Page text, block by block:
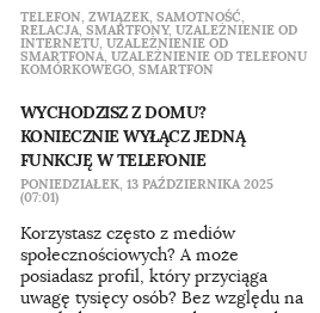
TELEFON, ZWIĄZEK, SAMOTNOŚĆ,
RELACJA, SMARTFONY, UZALEŻNIENIE OD
INTERNETU, UZALEŻNIENIE OD
SMARTFONA, UZALEŻNIENIE OD TELEFONU
KOMÓRKOWEGO, SMARTFON
WYCHODZISZ Z DOMU?
KONIECZNIE WYŁĄCZ JEDNĄ
FUNKCJĘ W TELEFONIE
PONIEDZIAŁEK, 13 PAŹDZIERNIKA 2025
(07:01)
Korzystasz często z mediów
społecznościowych? A może
posiadasz profil, który przyciąga
uwagę tysięcy osób? Bez względu na